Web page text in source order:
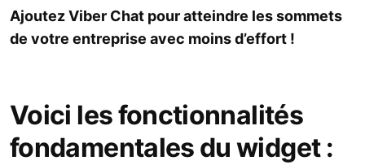
Ajoutez Viber Chat pour atteindre les sommets
de votre entreprise avec moins d’effort !
Voici les fonctionnalités
fondamentales du widget :